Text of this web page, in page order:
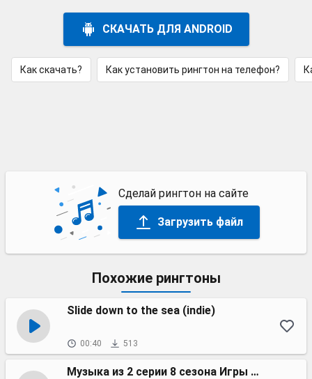
СКАЧАТЬ ДЛЯ ANDROID
Как скачать? Как установить рингтон на телефон?
Сделай рингтон на сайте
Загрузить файл
Похожие рингтоны
Slide down to the sea (indie)
00:40 513
Музыка из 2 серии 8 сезона Игры престолов